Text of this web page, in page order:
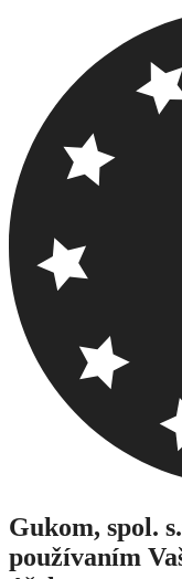
Gukom, spol.
používaním